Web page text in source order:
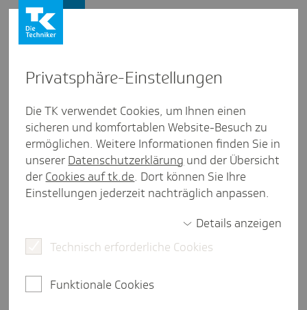
PEKo: Gewalt­prä­ven­tion in der
Pflege
Techniker Krankenkasse stationäre Einrichtungen,
ambulante Dienste und Krankenhäuser dabei,
praxisnah umzusetzen.
eine Minute Lesezeit
Lebenswelten Gesunde Pflege
Privat­sphäre-Einstel­lungen
Die TK verwendet Cookies, um Ihnen einen
sicheren und komfortablen Website-Besuch zu
ermöglichen. Weitere Informationen finden Sie in
unserer Datenschutzerklärung und der Übersicht
der Cookies auf tk.de. Dort können Sie Ihre
Einstellungen jederzeit nachträglich anpassen.
Details anzeigen
Technisch erforderliche Cookies
Funktionale Cookies